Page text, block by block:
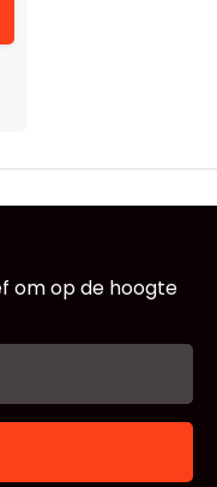
om op de hoogte